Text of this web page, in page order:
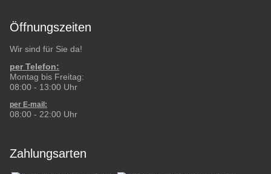
Öffnungszeiten
Wir sind für Sie da!
per Telefon:
Montag bis Freitag:
08:00 - 13:00 Uhr
per E-mail:
08:00 - 22:00 Uhr
Zahlungsarten